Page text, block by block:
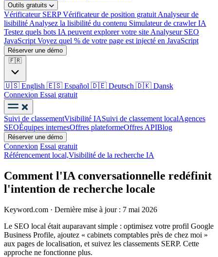
Outils gratuits
Vérificateur SERPVérificateur de position gratuit Analyseur de
lisibilité Analysez la lisibilité du contenu Simulateur de crawler IA
Testez quels bots IA peuvent explorer votre site Analyseur SEO
JavaScript Voyez quel % de votre page est injecté en JavaScript
Réserver une démo
🇫🇷
🇺🇸 English 🇪🇸 Español 🇩🇪 Deutsch 🇩🇰 Dansk
Connexion Essai gratuit
Suivi de classementVisibilité IASuivi de classement localAgences
SEOÉquipes internesOffres plateformeOffres APIBlog
Réserver une démo
Connexion Essai gratuit
Référencement local,Visibilité de la recherche IA
Comment l'IA conversationnelle redéfinit
l'intention de recherche locale
Keyword.com · Dernière mise à jour : 7 mai 2026
​Le SEO local était auparavant simple : optimisez votre profil Google
Business Profile, ajoutez « cabinets comptables près de chez moi »
aux pages de localisation, et suivez les classements SERP. Cette
approche ne fonctionne plus.